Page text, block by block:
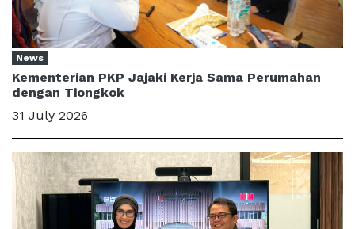
News
Kementerian PKP Jajaki Kerja Sama Perumahan
dengan Tiongkok
31 July 2026